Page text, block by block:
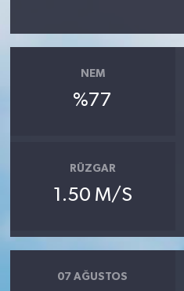
NEM
%77
RÜZGAR
1.50 M/S
07 AĞUSTOS